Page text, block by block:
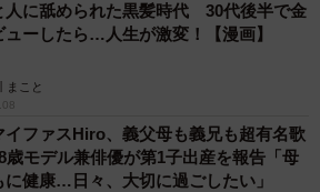
人に舐められた黒髪時代 30代後半で金
ューしたら…人生が激変！【漫画】
まこと
イファスHiro、義父母も義兄も超有名歌
歳モデル兼俳優が第1子出産を報告「母
に健康…日々、大切に過ごしたい」